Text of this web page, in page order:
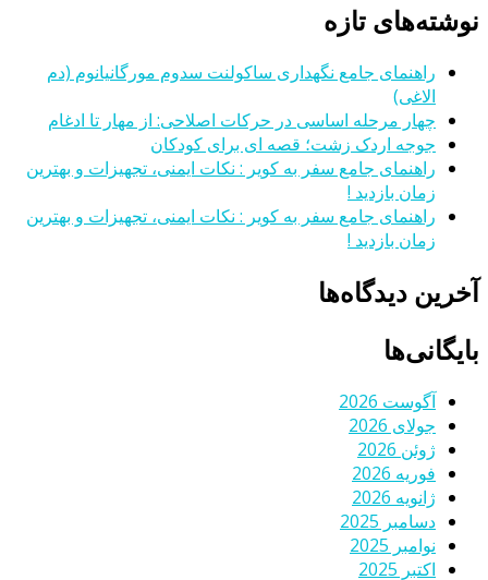
نوشته‌های تازه
راهنمای جامع نگهداری ساکولنت سدوم مورگانیانوم (دم
الاغی)
چهار مرحله اساسی در حرکات اصلاحی: از مهار تا ادغام
جوجه اردک زشت؛ قصه ای برای کودکان
راهنمای جامع سفر به کویر : نکات ایمنی، تجهیزات و بهترین
زمان بازدید !
راهنمای جامع سفر به کویر : نکات ایمنی، تجهیزات و بهترین
زمان بازدید !
آخرین دیدگاه‌ها
بایگانی‌ها
آگوست 2026
جولای 2026
ژوئن 2026
فوریه 2026
ژانویه 2026
دسامبر 2025
نوامبر 2025
اکتبر 2025